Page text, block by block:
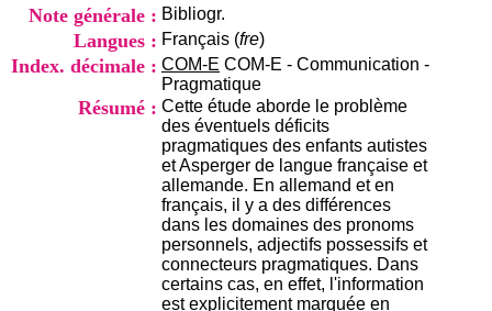
Note générale : Bibliogr.
Langues : Français (fre)
Index. décimale : COM-E COM-E - Communication -
Pragmatique
Résumé : Cette étude aborde le problème
des éventuels déficits
pragmatiques des enfants autistes
et Asperger de langue française et
allemande. En allemand et en
français, il y a des différences
dans les domaines des pronoms
personnels, adjectifs possessifs et
connecteurs pragmatiques. Dans
certains cas, en effet, l'information
est explicitement marquée en
d
u
C
R
A
R
h
ô
n
e
-
A
l
p
e
s